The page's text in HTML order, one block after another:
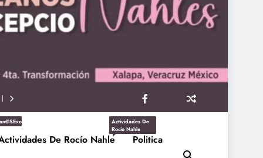
De Rocío Nahle
Actividades De
Rocío Nahle
Politica